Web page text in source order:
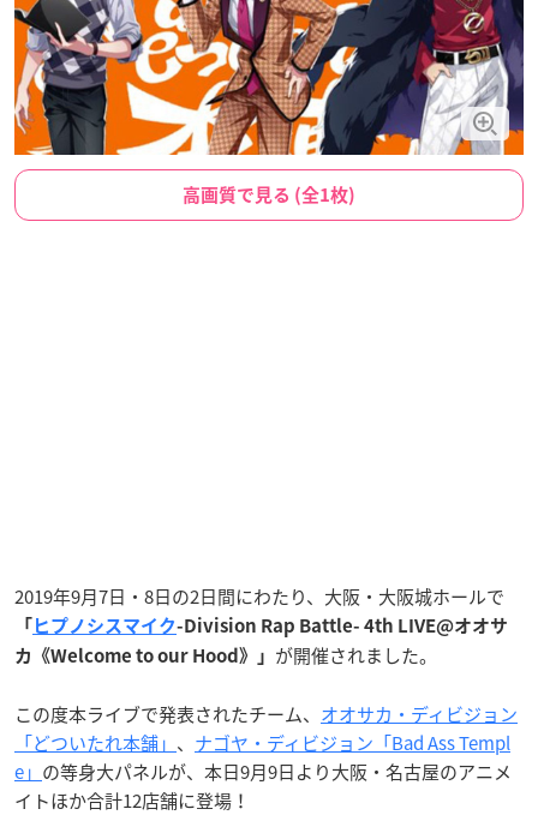
高画質で見る (全1枚)
2019年9月7日・8日の2日間にわたり、大阪・大阪城ホールで
「 ヒプノシスマイク-Division Rap Battle- 4th LIVE@オオサ
カ《Welcome to our Hood》」 が開催されました。
この度本ライブで発表されたチーム、 オオサカ・ディビジョン
「どついたれ本舗」 、 ナゴヤ・ディビジョン「Bad Ass Templ
e」 の等身大パネルが、本日9月9日より大阪・名古屋のアニメ
イトほか合計12店舗に登場！